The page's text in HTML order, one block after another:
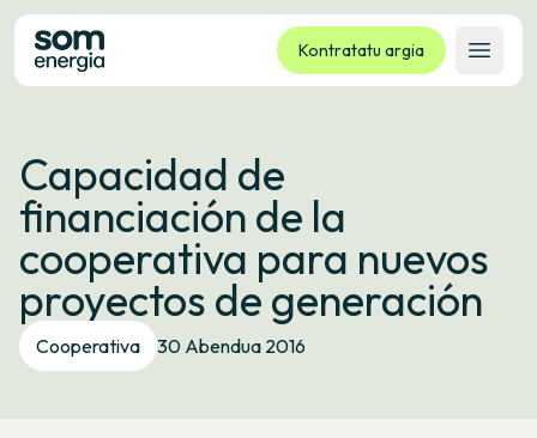
Kontratatu argia
Ireki
Tarifak
Zerbitzuak
Enpresak
Kooperatiba
Kontaktua
Izapideak
Capacidad de
financiación de la
cooperativa para nuevos
proyectos de generación
Cooperativa 30 Abendua 2016